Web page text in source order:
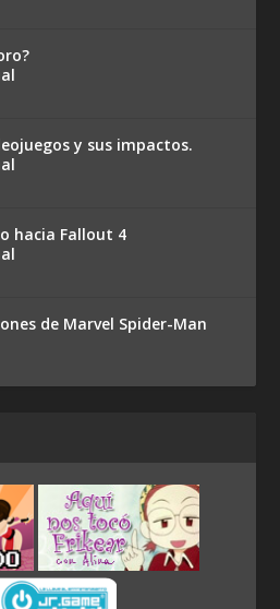
y sus impactos.
hacia Fallout 4
de Marvel Spider-Man